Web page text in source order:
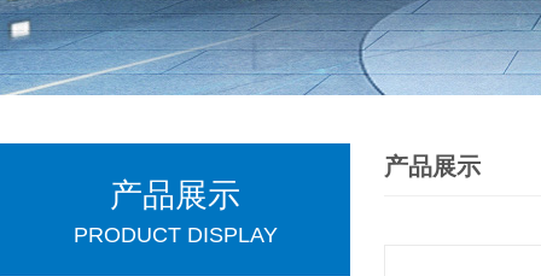
产品展示
PRODUCT DISPLAY
产品展示